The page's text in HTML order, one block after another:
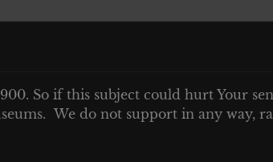
So if this subject could hurt Your
We do not support in any way,